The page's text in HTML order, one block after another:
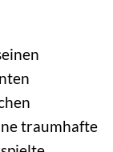
traumhafte